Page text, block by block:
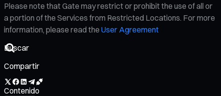
Please note that Gate may restrict or prohibit the use of all or
a portion of the Services from Restricted Locations. For more
information, please read the User Agreement
Compartir
Contenido